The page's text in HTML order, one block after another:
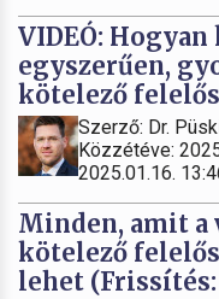
VIDEÓ:
egyszerűen,
kötelező
Szerző: Dr.
Közzétéve:
2025.01.16.
Minden, amit
kötelező
lehet (Frissítés: